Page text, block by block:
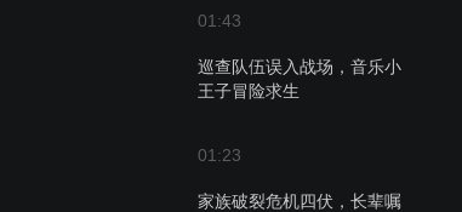
01:43
巡查队伍误入战场，音乐小
王子冒险求生
01:23
家族破裂危机四伏，长辈嘱